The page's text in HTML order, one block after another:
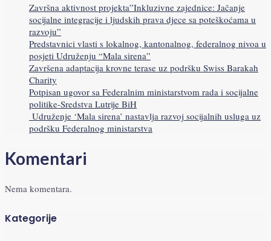
Završna aktivnost projekta”Inkluzivne zajednice: Jačanje
socijalne integracije i ljudskih prava djece sa poteškoćama u
razvoju”
Predstavnici vlasti s lokalnog, kantonalnog, federalnog nivoa u
posjeti Udruženju “Mala sirena”
Završena adaptacija krovne terase uz podršku Swiss Barakah
Charity
Potpisan ugovor sa Federalnim ministarstvom rada i socijalne
politike-Sredstva Lutrije BiH
Udruženje ‘Mala sirena’ nastavlja razvoj socijalnih usluga uz
podršku Federalnog ministarstva
Komentari
Nema komentara.
Kategorije